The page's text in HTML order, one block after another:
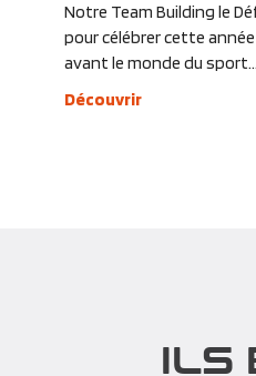
Notre Team Building le
pour célébrer cette
avant le monde du sport...
Découvrir
ILS